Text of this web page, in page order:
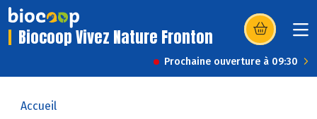
Biocoop Vivez Nature Fronton (s’ouvre dans
Prochaine ouverture à 09:30
Accueil